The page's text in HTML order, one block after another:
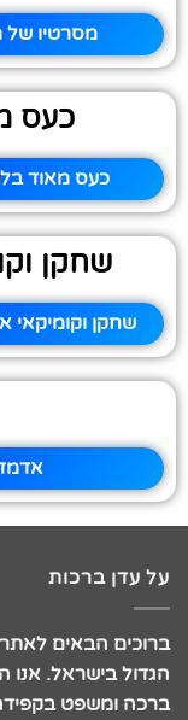
מסרטיו של
כעס
כעס מאוד
שחקן
שחקן וקומיקאי
על עדן ברכות
ברוכים הבאים
הגדול בישראל. אנו
ברכה ומשפט